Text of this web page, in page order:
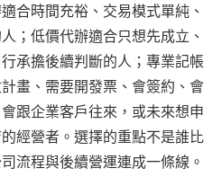
合時間充裕、交易模式單純、
；低價代辦適合只想先成立、
承擔後續判斷的人；專業記帳
畫、需要開發票、會簽約、會
跟企業客戶往來，或未來想申
經營者。選擇的重點不是誰比
流程與後續營運連成一條線。